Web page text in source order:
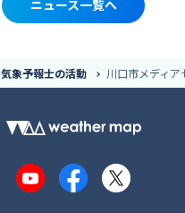
ニュース一覧へ
気象予報士の活動 川口市メディ
YouTubeFacebook
X